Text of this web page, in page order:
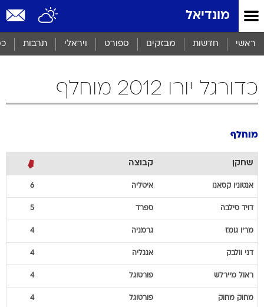
מונדיאל
ראשי חדשות מבזקים ספורט ויראלי תרבות
כדורגל יורו 2012 מוחלף
מוחלף
שחקן קבוצה
אנטוניו קסאנו איטליה 6
דויד סילבה ספרד 5
מריו גומז גרמניה 4
דני וולבק אנגליה 4
ראול מיירלש פורטוגל 4
מחוק מחוק פורטוגל 4